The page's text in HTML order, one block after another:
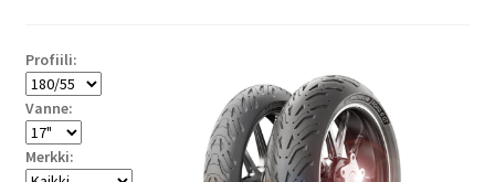
Profiili:
Vanne:
Merkki: